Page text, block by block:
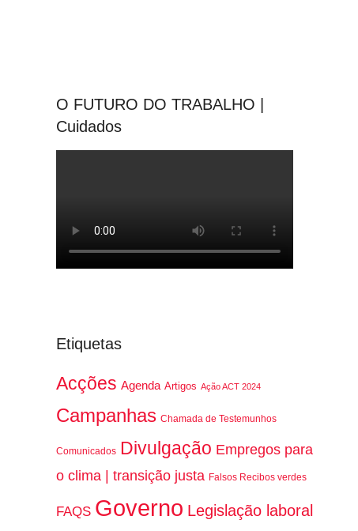
O FUTURO DO TRABALHO |
Cuidados
Etiquetas
Acções Agenda Artigos Ação ACT 2024
Campanhas Chamada de Testemunhos
Comunicados Divulgação Empregos para
o clima | transição justa Falsos Recibos verdes
FAQS Governo Legislação laboral